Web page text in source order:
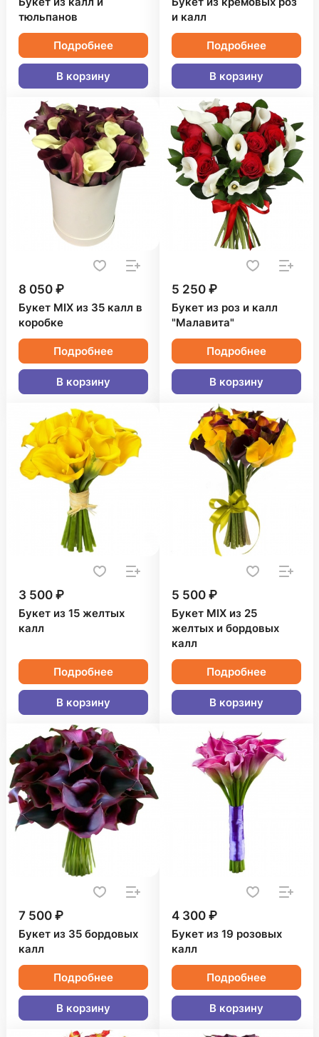
тюльпанов
Подробнее
В корзину
и калл
Подробнее
В корзину
8 050 ₽
Букет MIX из 35 калл в
коробке
Подробнее
В корзину
5 250 ₽
Букет из роз и калл
"Малавита"
Подробнее
В корзину
3 500 ₽
Букет из 15 желтых
калл
Подробнее
В корзину
5 500 ₽
Букет MIX из 25
желтых и бордовых
калл
Подробнее
В корзину
7 500 ₽
Букет из 35 бордовых
калл
Подробнее
В корзину
4 300 ₽
Букет из 19 розовых
калл
Подробнее
В корзину